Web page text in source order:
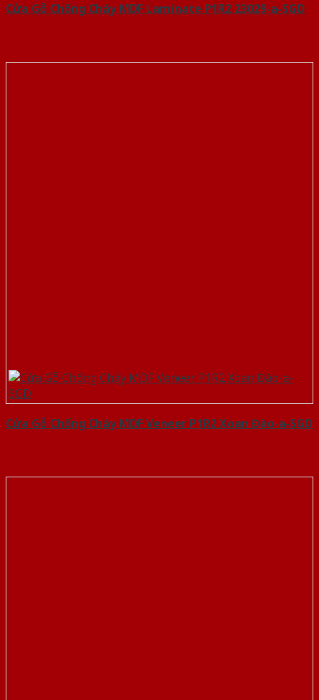
Cửa Gỗ Chống Cháy MDF Laminate P1R2 23029-a-SGD
Cửa Gỗ Chống Cháy MDF Veneer P1R2 Xoan Đào-a-SGD